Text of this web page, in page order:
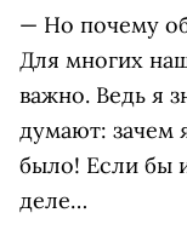
— Но почему об
Для многих
важно. Ведь я
думают: зачем
было! Если бы
деле…